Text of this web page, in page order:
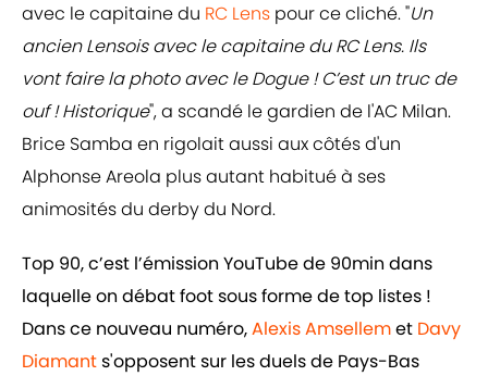
avec le capitaine du RC Lens pour ce cliché. "Un
ancien Lensois avec le capitaine du RC Lens. Ils
vont faire la photo avec le Dogue ! C’est un truc de
ouf ! Historique", a scandé le gardien de l'AC Milan.
Brice Samba en rigolait aussi aux côtés d'un
Alphonse Areola plus autant habitué à ses
animosités du derby du Nord.
Top 90, c’est l’émission YouTube de 90min dans
laquelle on débat foot sous forme de top listes !
Dans ce nouveau numéro,Alexis Amsellemet Davy
Diamants'opposent sur les duels de Pays-Bas